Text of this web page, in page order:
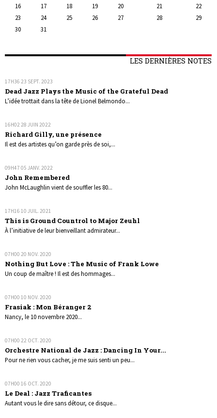
16
17 18 19 20 21
22
23
24 25 26 27 28
29
30
31
LES DERNIÈRES NOTES
17H36 23 SEPT. 2023
Dead Jazz Plays the Music of the Grateful Dead
L’idée trottait dans la tête de Lionel Belmondo...
16H02 28 JUIN 2022
Richard Gilly, une présence
Il est des artistes qu’on garde près de soi,...
09H47 05 JANV. 2022
John Remembered
John McLaughlin vient de souffler les 80...
17H16 10 JUIL. 2021
This is Ground Countrol to Major Zeuhl
À l’initiative de leur bienveillant admirateur...
07H00 20 NOV. 2020
Nothing But Love : The Music of Frank Lowe
Un coup de maître ! Il est des hommages...
07H00 10 NOV. 2020
Frasiak : Mon Béranger 2
Nancy, le 10 novembre 2020...
07H00 22 OCT. 2020
Orchestre National de Jazz : Dancing In Your...
Pour ne rien vous cacher, je me suis senti un peu...
07H00 16 OCT. 2020
Le Deal : Jazz Traficantes
Autant vous le dire sans détour, ce disque...